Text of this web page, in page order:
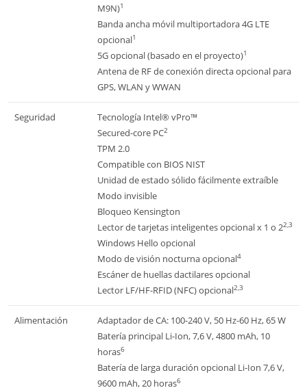
M9N)1
Banda ancha móvil multiportadora 4G LTE
opcional1
5G opcional (basado en el proyecto)1
Antena de RF de conexión directa opcional para
GPS, WLAN y WWAN
Seguridad
Tecnología Intel® vPro™
Secured-core PC2
TPM 2.0
Compatible con BIOS NIST
Unidad de estado sólido fácilmente extraíble
Modo invisible
Bloqueo Kensington
Lector de tarjetas inteligentes opcional x 1 o 22,3
Windows Hello opcional
Modo de visión nocturna opcional4
Escáner de huellas dactilares opcional
Lector LF/HF-RFID (NFC) opcional2,3
Alimentación
Adaptador de CA: 100-240 V, 50 Hz-60 Hz, 65 W
Batería principal Li-Ion, 7,6 V, 4800 mAh, 10
horas6
Batería de larga duración opcional Li-Ion 7,6 V,
9600 mAh, 20 horas6